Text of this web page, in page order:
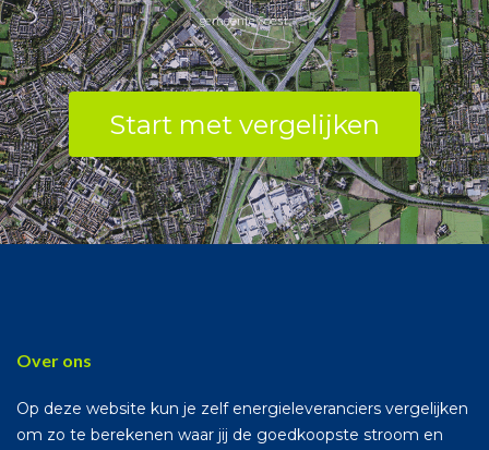
gemeente Soest.
Start met vergelijken
Over ons
Op deze website kun je zelf energieleveranciers vergelijken
om zo te berekenen waar jij de goedkoopste stroom en